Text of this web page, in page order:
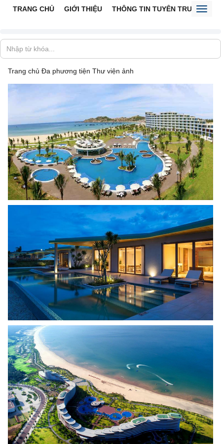
TRANG CHỦ GIỚI THIỆU THÔNG TIN TUYÊN TRUYỀN
Trang chủ Đa phương tiện Thư viện ảnh